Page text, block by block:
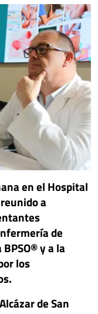
en el Hospital
a
de
y a la
los
de San